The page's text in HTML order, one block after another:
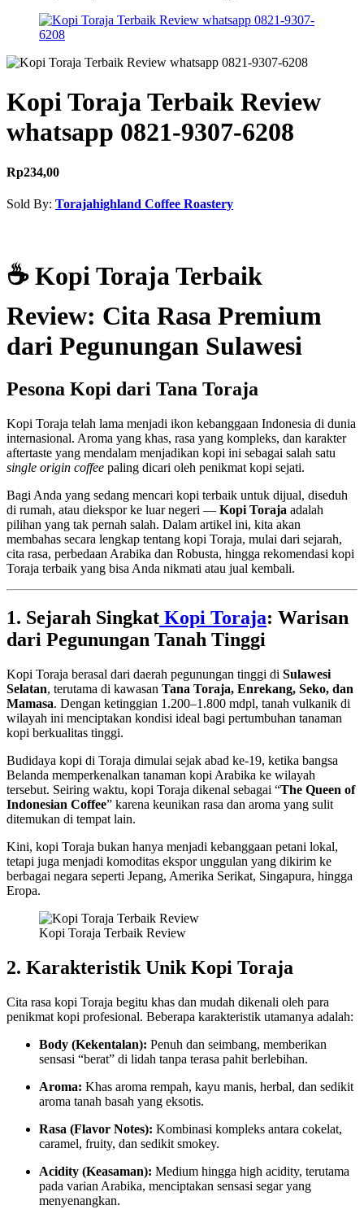
Kopi Toraja Terbaik Review
whatsapp 0821-9307-6208
Rp234,00
Sold By: Torajahighland Coffee Roastery
☕ Kopi Toraja Terbaik
Review: Cita Rasa Premium
dari Pegunungan Sulawesi
Pesona Kopi dari Tana Toraja
Kopi Toraja telah lama menjadi ikon kebanggaan Indonesia di dunia
internasional. Aroma yang khas, rasa yang kompleks, dan karakter
aftertaste yang mendalam menjadikan kopi ini sebagai salah satu
single origin coffee paling dicari oleh penikmat kopi sejati.
Bagi Anda yang sedang mencari kopi terbaik untuk dijual, diseduh
di rumah, atau diekspor ke luar negeri — Kopi Toraja adalah
pilihan yang tak pernah salah. Dalam artikel ini, kita akan
membahas secara lengkap tentang kopi Toraja, mulai dari sejarah,
cita rasa, perbedaan Arabika dan Robusta, hingga rekomendasi kopi
Toraja terbaik yang bisa Anda nikmati atau jual kembali.
1. Sejarah Singkat Kopi Toraja: Warisan
dari Pegunungan Tanah Tinggi
Kopi Toraja berasal dari daerah pegunungan tinggi di Sulawesi
Selatan, terutama di kawasan Tana Toraja, Enrekang, Seko, dan
Mamasa. Dengan ketinggian 1.200–1.800 mdpl, tanah vulkanik di
wilayah ini menciptakan kondisi ideal bagi pertumbuhan tanaman
kopi berkualitas tinggi.
Budidaya kopi di Toraja dimulai sejak abad ke-19, ketika bangsa
Belanda memperkenalkan tanaman kopi Arabika ke wilayah
tersebut. Seiring waktu, kopi Toraja dikenal sebagai “The Queen of
Indonesian Coffee” karena keunikan rasa dan aroma yang sulit
ditemukan di tempat lain.
Kini, kopi Toraja bukan hanya menjadi kebanggaan petani lokal,
tetapi juga menjadi komoditas ekspor unggulan yang dikirim ke
berbagai negara seperti Jepang, Amerika Serikat, Singapura, hingga
Eropa.
Kopi Toraja Terbaik Review
2. Karakteristik Unik Kopi Toraja
Cita rasa kopi Toraja begitu khas dan mudah dikenali oleh para
penikmat kopi profesional. Beberapa karakteristik utamanya adalah:
Body (Kekentalan): Penuh dan seimbang, memberikan
sensasi “berat” di lidah tanpa terasa pahit berlebihan.
Aroma: Khas aroma rempah, kayu manis, herbal, dan sedikit
aroma tanah basah yang eksotis.
Rasa (Flavor Notes): Kombinasi kompleks antara cokelat,
caramel, fruity, dan sedikit smokey.
Acidity (Keasaman): Medium hingga high acidity, terutama
pada varian Arabika, menciptakan sensasi segar yang
menyenangkan.